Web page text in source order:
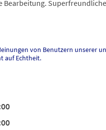
Bearbeitung.
von Benutzern unserer
auf Echtheit.